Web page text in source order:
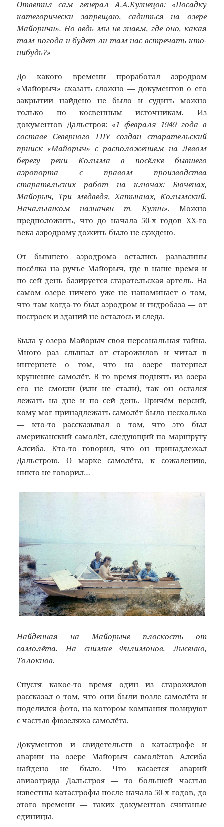
Ответил сам генерал А.А.Кузнецов: «Посадку
категорически запрещаю, садиться на озере
Майоричи». Но ведь мы не знаем, где оно, какая
там погода и будет ли там нас встречать кто-
нибудь?»
До какого времени проработал аэродром
«Майорыч» сказать сложно — документов о его
закрытии найдено не было и судить можно
только по косвенным источникам. Из
документов Дальстроя: «1 февраля 1949 года в
составе Северного ГПУ создан старательский
прииск «Майорыч» с расположением на Левом
берегу реки Колыма в посёлке бывшего
аэропорта с правом производства
старательских работ на ключах:Бюченах,
Майорыч, Три медведя,Хатыннах, Колымский.
Начальником назначен т. Кузин». Можно
предположить, что до начала 50-х годов ХХ-го
века аэродрому дожить было не суждено.
От бывшего аэродрома остались развалины
посёлка на ручье Майорыч, где в наше время и
по сей день базируется старательская артель. На
самом озере ничего уже не напоминает о том,
что там когда-то был аэродром игидробаза — от
построек и зданий не осталось и следа.
Была у озера Майорыч своя персональная тайна.
Много раз слышал от старожилов и читал в
интернете о том, что на озере потерпел
крушение самолёт. В то время поднять из озера
его не смогли (или не стали), так он остался
лежать на дне и по сей день. Причём версий,
кому мог принадлежать самолёт было несколько
— кто-то рассказывал о том, что это был
американский самолёт, следующий по маршруту
Алсиба. Кто-то говорил, что он принадлежал
Дальстрою. О марке самолёта, к сожалению,
никто не говорил…
Найденная на Майорыче плоскость от
самолёта. На снимке Филимонов, Лысенко,
Толокнов.
Спустя какое-то время один из старожилов
рассказал о том, что они были возле самолёта и
поделился фото, на котором компания позируют
с частью фюзеляжа самолёта.
Документов и свидетельств о катастрофе и
аварии на озере Майорыч самолётов Алсиба
найдено не было. Что касается аварий
авиаотряда Дальстроя — то большей частью
известны катастрофы после начала 50-х годов, до
этого времени — таких документов считаные
единицы.